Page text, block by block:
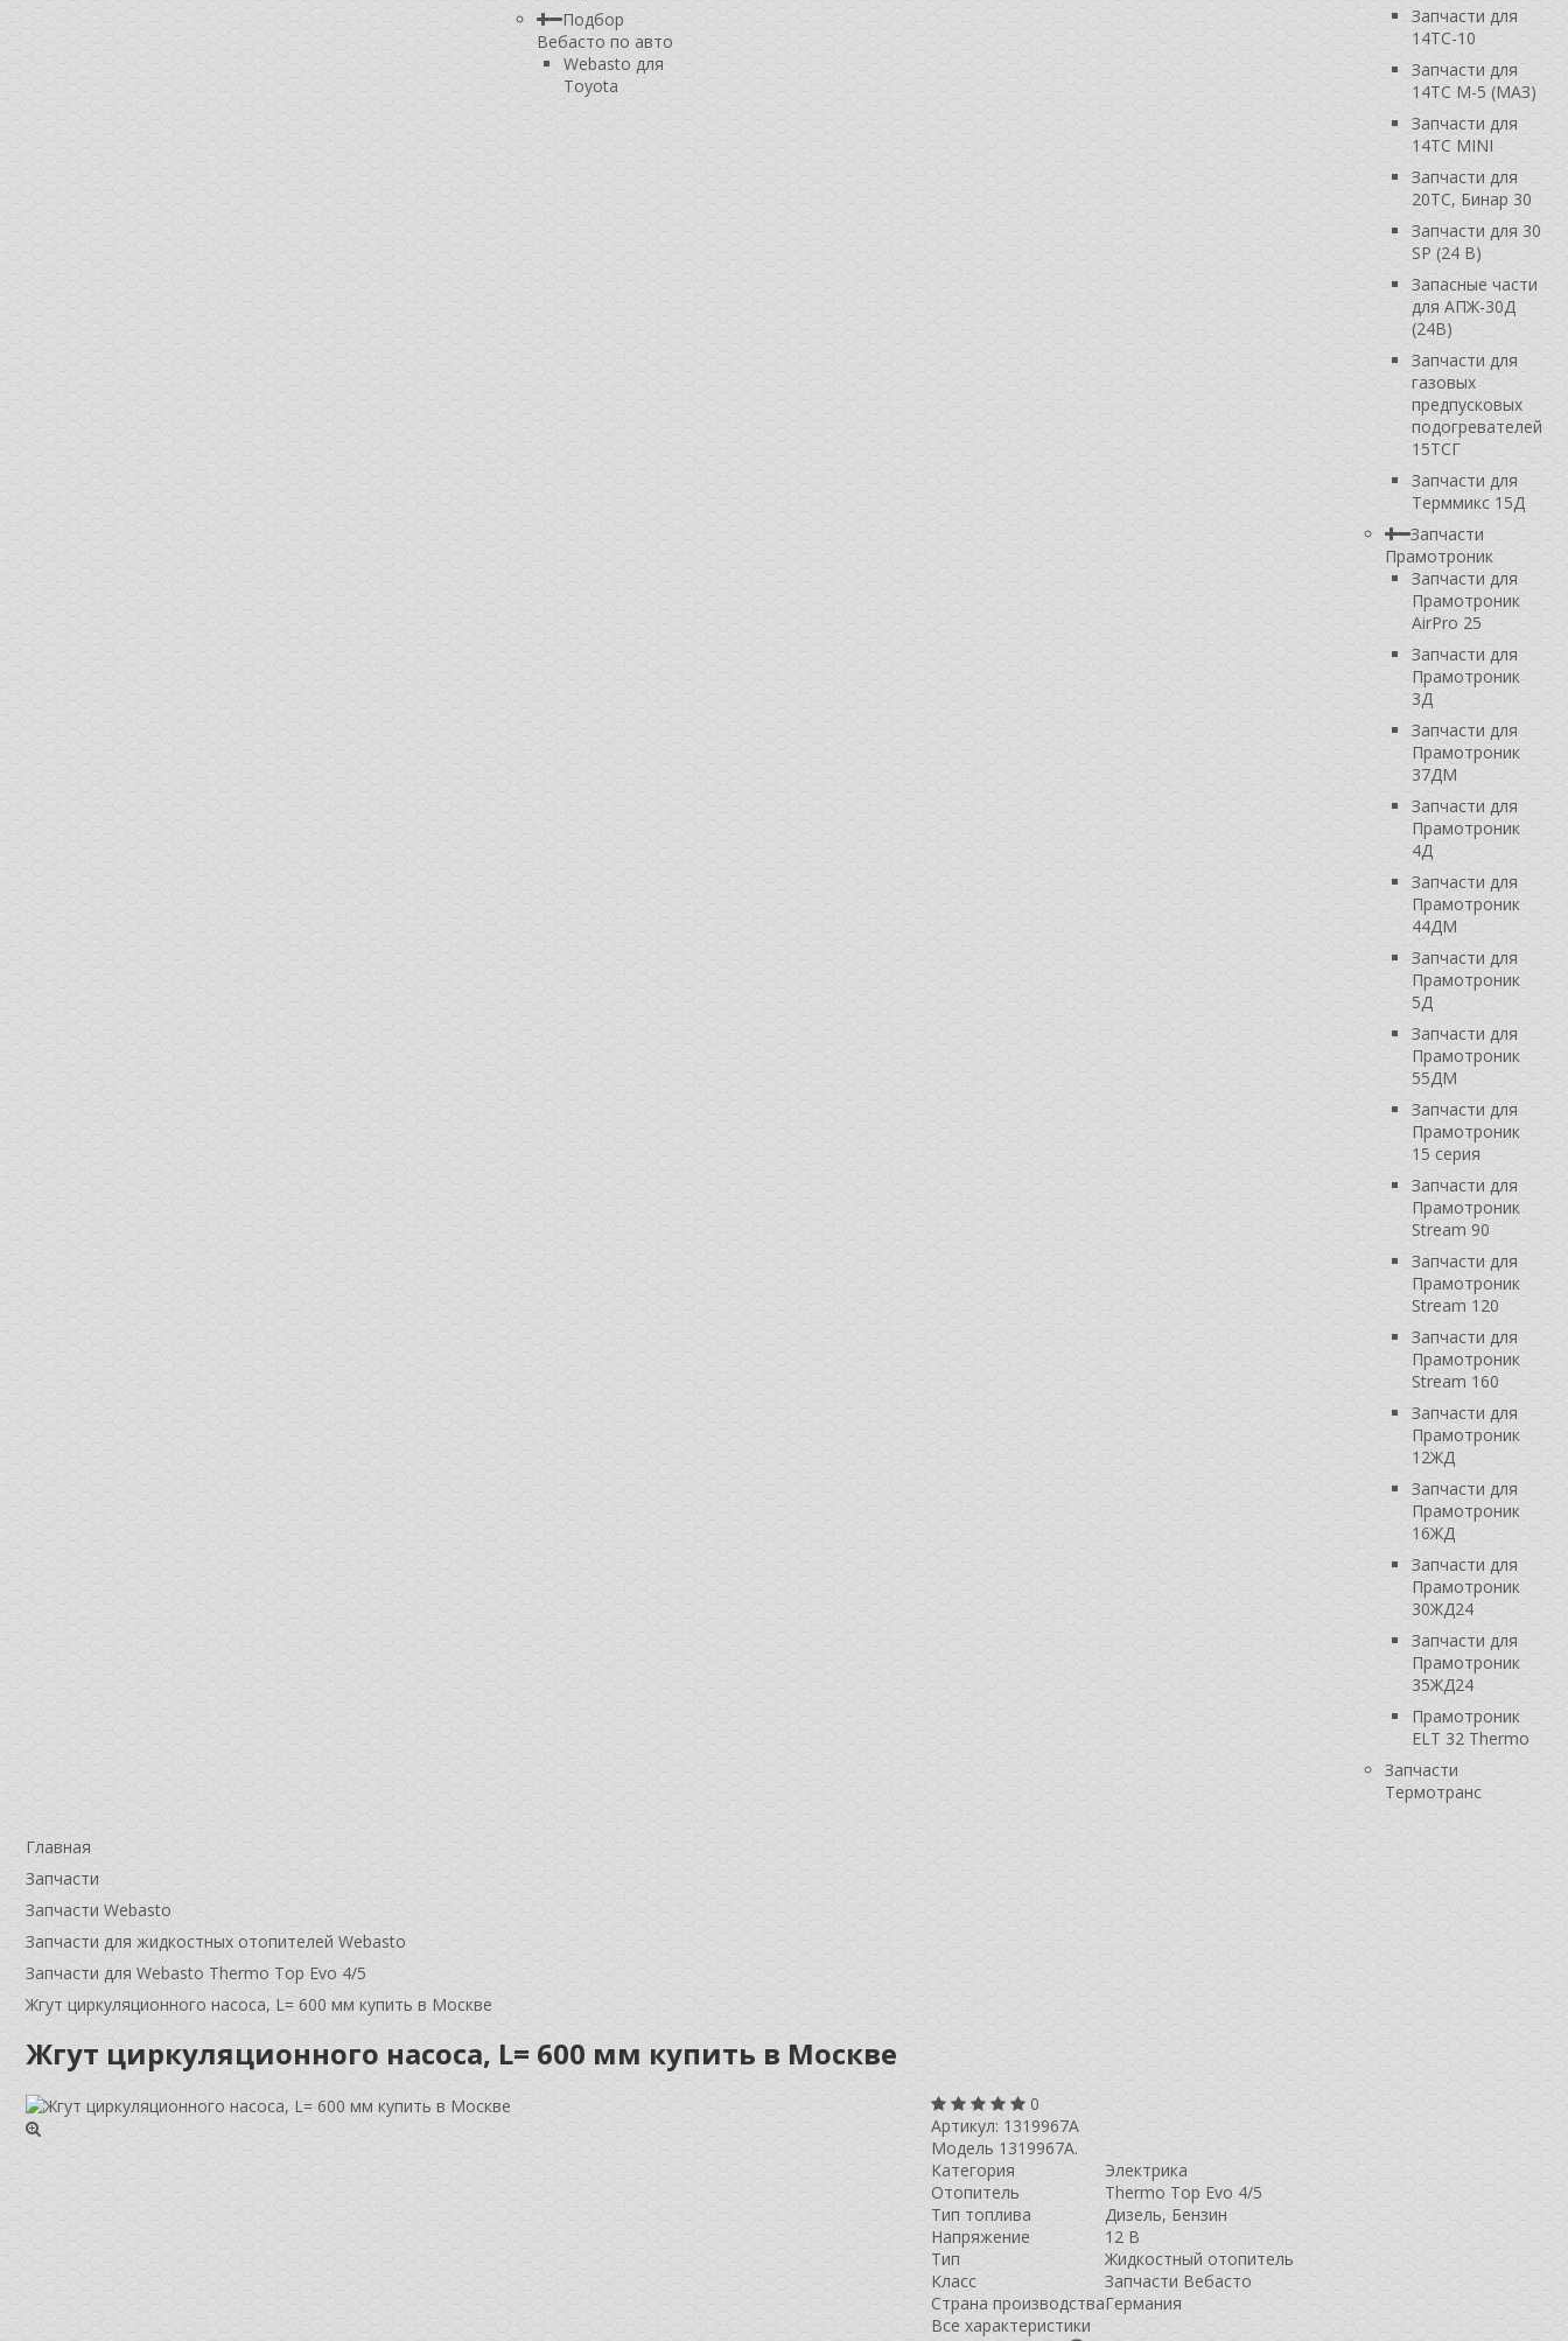
Подбор
Вебасто по авто
Webasto для
Toyota
Запчасти для
14ТС-10
Запчасти для
14ТС М-5 (МАЗ)
Запчасти для
14ТС MINI
Запчасти для
20ТС, Бинар 30
Запчасти для 30
SP (24 В)
Запасные части
для АПЖ-30Д
(24В)
Запчасти для
газовых
предпусковых
подогревателей
15ТСГ
Запчасти для
Терммикс 15Д
Запчасти
Прамотроник
Запчасти для
Прамотроник
AirPro 25
Запчасти для
Прамотроник
3Д
Запчасти для
Прамотроник
37ДМ
Запчасти для
Прамотроник
4Д
Запчасти для
Прамотроник
44ДМ
Запчасти для
Прамотроник
5Д
Запчасти для
Прамотроник
55ДМ
Запчасти для
Прамотроник
15 серия
Запчасти для
Прамотроник
Stream 90
Запчасти для
Прамотроник
Stream 120
Запчасти для
Прамотроник
Stream 160
Запчасти для
Прамотроник
12ЖД
Запчасти для
Прамотроник
16ЖД
Запчасти для
Прамотроник
30ЖД24
Запчасти для
Прамотроник
35ЖД24
Прамотроник
ELT 32 Thermo
Запчасти
Термотранс
Главная
Запчасти
Запчасти Webasto
Запчасти для жидкостных отопителей Webasto
Запчасти для Webasto Thermo Top Evo 4/5
Жгут циркуляционного насоса, L= 600 мм купить в Москве
Жгут циркуляционного насоса, L= 600 мм купить в Москве
0
Артикул: 1319967A
Модель 1319967A.
Категория
Электрика
Отопитель
Thermo Top Evo 4/5
Тип топлива
Дизель, Бензин
Напряжение
12 В
Тип
Жидкостный отопитель
Класс
Запчасти Вебасто
Страна производстваГермания
Все характеристики